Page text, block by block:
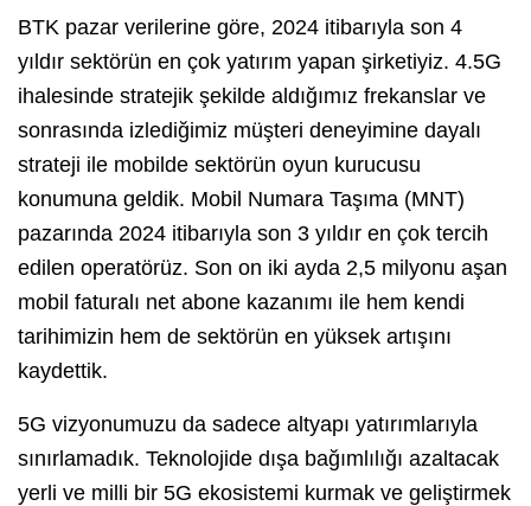
BTK pazar verilerine göre, 2024 itibarıyla son 4
yıldır sektörün en çok yatırım yapan şirketiyiz. 4.5G
ihalesinde stratejik şekilde aldığımız frekanslar ve
sonrasında izlediğimiz müşteri deneyimine dayalı
strateji ile mobilde sektörün oyun kurucusu
konumuna geldik. Mobil Numara Taşıma (MNT)
pazarında 2024 itibarıyla son 3 yıldır en çok tercih
edilen operatörüz. Son on iki ayda 2,5 milyonu aşan
mobil faturalı net abone kazanımı ile hem kendi
tarihimizin hem de sektörün en yüksek artışını
kaydettik.
5G vizyonumuzu da sadece altyapı yatırımlarıyla
sınırlamadık. Teknolojide dışa bağımlılığı azaltacak
yerli ve milli bir 5G ekosistemi kurmak ve geliştirmek